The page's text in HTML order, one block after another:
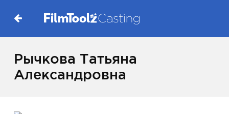
Рычкова Татьяна
Александровна